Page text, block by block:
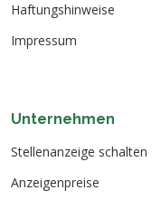
Haftungshinweise
Impressum
Unternehmen
Stellenanzeige schalten
Anzeigenpreise